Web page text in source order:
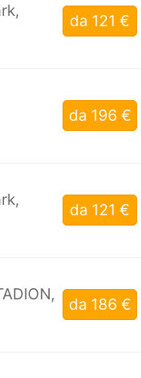
da 121 €
da 196 €
da 121 €
da 186 €